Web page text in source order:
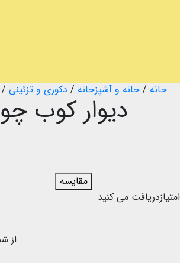
خانه / خانه و آشپزخانه / دکوری و تزئینی /
دیوار کوب
مقایسه
امتیازدریافت می کنید
از